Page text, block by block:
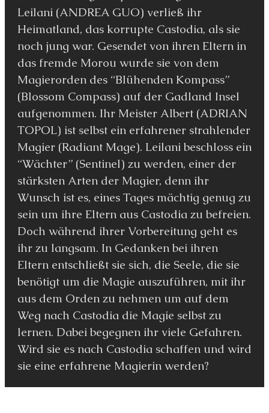
Leilani (ANDREA GUO) verließ ihr
Heimatland, das korrupte Castodia, als sie
noch jung war. Gesendet von ihren Eltern in
das fremde Morou wurde sie von dem
Magierorden des “Blühenden Kompass”
(Blossom Compass) auf der Gadland Insel
aufgenommen. Ihr Meister Albert (ADRIAN
TOPOL) ist selbst ein erfahrener strahlender
Magier (Radiant Mage). Leilani beschloss ein
“Wächter” (Sentinel) zu werden, einer der
stärksten Arten der Magier, denn ihr
Wunsch ist es, eines Tages mächtig genug zu
sein um ihre Eltern aus Castodia zu befreien.
Doch während ihrer Vorbereitung geht es
ihr zu langsam. In Gedanken bei ihren
Eltern entschließt sie sich, die Seele, die sie
benötigt um die Magie auszuführen, mit ihr
aus dem Orden zu nehmen um auf dem
Weg nach Castodia die Magie selbst zu
lernen. Dabei begegnen ihr viele Gefahren.
Wird sie es nach Castodia schaffen und wird
sie eine erfahrene Magierin werden?